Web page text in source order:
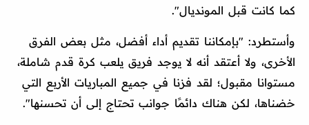
كما كانت قبل المونديال".
وأستطرد: "بإمكاننا تقديم أداء أفضل، مثل بعض الفرق
الأخرى، ولا أعتقد أنه لا يوجد فريق يلعب كرة قدم شاملة،
مستوانا مقبول؛ لقد فزنا في جميع المباريات الأربع التي
خضناها، لكن هناك دائمًا جوانب تحتاج إلى أن تحسنها".